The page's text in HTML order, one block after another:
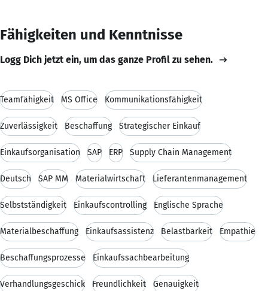
Fähigkeiten und Kenntnisse
Logg Dich jetzt ein, um das ganze Profil zu sehen.
Teamfähigkeit MS Office Kommunikationsfähigkeit
Zuverlässigkeit Beschaffung Strategischer Einkauf
Einkaufsorganisation SAP ERP Supply Chain Management
Deutsch SAP MM Materialwirtschaft Lieferantenmanagement
Selbstständigkeit Einkaufscontrolling Englische Sprache
Materialbeschaffung Einkaufsassistenz Belastbarkeit Empathie
Beschaffungsprozesse Einkaufssachbearbeitung
Verhandlungsgeschick Freundlichkeit Genauigkeit